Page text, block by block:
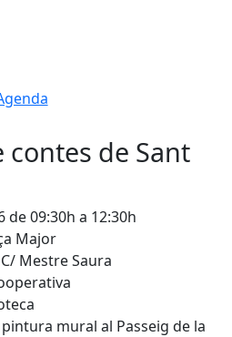
contes de Sant
de 09:30h a 12:30h
Major
Mestre Saura
mural al Passeig de la